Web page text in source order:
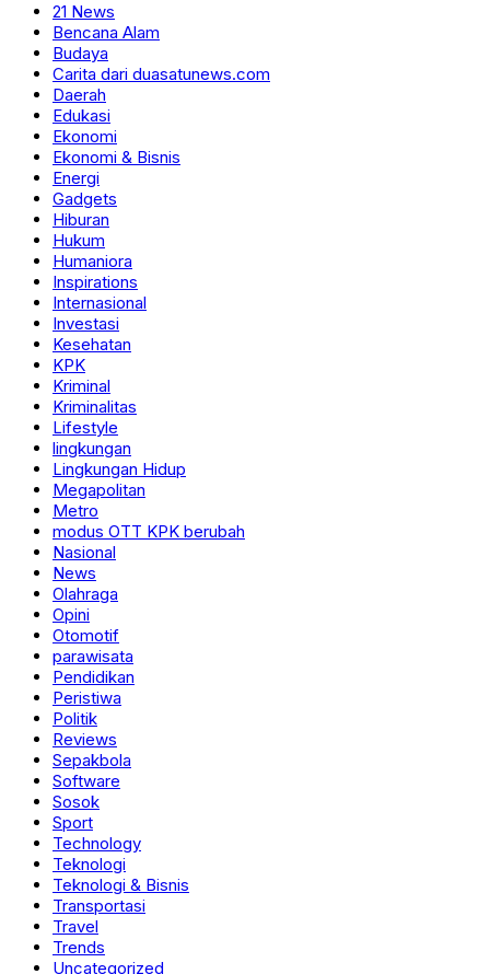
21 News
Bencana Alam
Budaya
Carita dari duasatunews.com
Daerah
Edukasi
Ekonomi
Ekonomi & Bisnis
Energi
Gadgets
Hiburan
Hukum
Humaniora
Inspirations
Internasional
Investasi
Kesehatan
KPK
Kriminal
Kriminalitas
Lifestyle
lingkungan
Lingkungan Hidup
Megapolitan
Metro
modus OTT KPK berubah
Nasional
News
Olahraga
Opini
Otomotif
parawisata
Pendidikan
Peristiwa
Politik
Reviews
Sepakbola
Software
Sosok
Sport
Technology
Teknologi
Teknologi & Bisnis
Transportasi
Travel
Trends
Uncategorized